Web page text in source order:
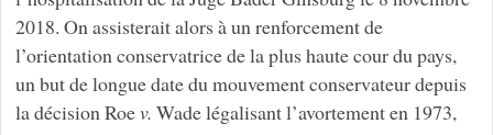
2018. On assisterait alors à un renforcement de
l’orientation conservatrice de la plus haute cour du pays,
un but de longue date du mouvement conservateur depuis
la décision Roev. Wade légalisant l’avortement en 1973,